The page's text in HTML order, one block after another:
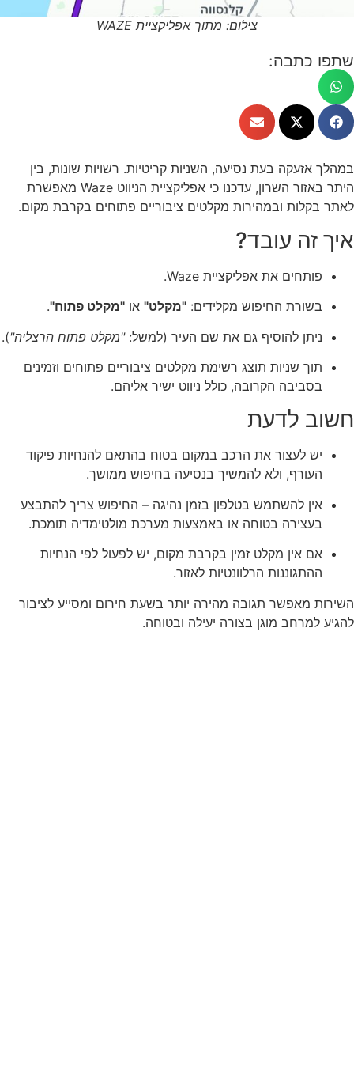
צילום: מתוך אפליקציית WAZE
שתפו כתבה:
במהלך אזעקה בעת נסיעה, השניות קריטיות. רשויות שונות, בין
היתר באזור השרון, עדכנו כי אפליקציית הניווט Waze מאפשרת
לאתר בקלות ובמהירות מקלטים ציבוריים פתוחים בקרבת מקום.
איך זה עובד?
פותחים את אפליקציית Waze.
בשורת החיפוש מקלידים: "מקלט" או "מקלט פתוח".
ניתן להוסיף גם את שם העיר (למשל:"מקלט פתוח הרצליה").
תוך שניות תוצג רשימת מקלטים ציבוריים פתוחים וזמינים
בסביבה הקרובה, כולל ניווט ישיר אליהם.
חשוב לדעת
יש לעצור את הרכב במקום בטוח בהתאם להנחיות פיקוד
העורף, ולא להמשיך בנסיעה בחיפוש ממושך.
אין להשתמש בטלפון בזמן נהיגה – החיפוש צריך להתבצע
בעצירה בטוחה או באמצעות מערכת מולטימדיה תומכת.
אם אין מקלט זמין בקרבת מקום, יש לפעול לפי הנחיות
ההתגוננות הרלוונטיות לאזור.
השירות מאפשר תגובה מהירה יותר בשעת חירום ומסייע לציבור
להגיע למרחב מוגן בצורה יעילה ובטוחה.